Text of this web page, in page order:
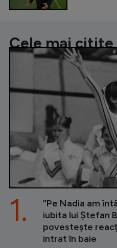
Cele mai citite
”Pe Nadia am
iubita lui Ștefan
povestește
intrat în baie
1.